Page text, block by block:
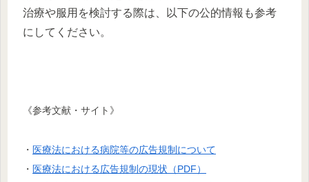
治療や服用を検討する際は、以下の公的情報も参考
にしてください。
《参考文献・サイト》
・ 医療法における病院等の広告規制について
・ 医療法における広告規制の現状（PDF）